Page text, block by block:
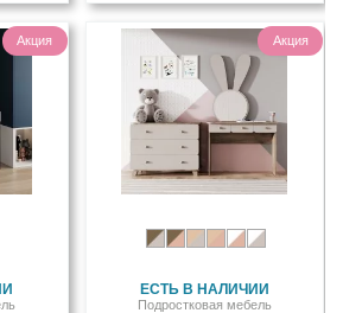
Акция Акция
ЕСТЬ В НАЛИЧИИ
Подростковая мебель